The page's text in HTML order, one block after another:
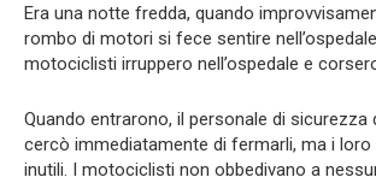
Era una notte fredda, quando
rombo di motori si fece sentire
motociclisti irruppero nell’ospedale e
Quando entrarono, il personale di sicurezza
cercò immediatamente di fermarli, ma i
inutili. I motociclisti non obbedivano a